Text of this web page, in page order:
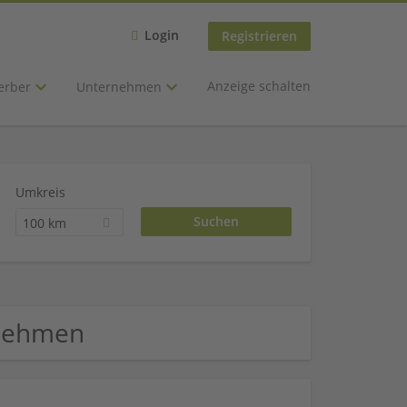
Login Registrieren
Unternehmen Anzeige schalten
Umkreis
100 km